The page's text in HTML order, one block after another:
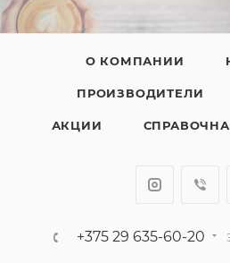
О КОМПАНИИ
ПРОИЗВОДИТЕЛИ
АКЦИИ
+375 29 635-60-20